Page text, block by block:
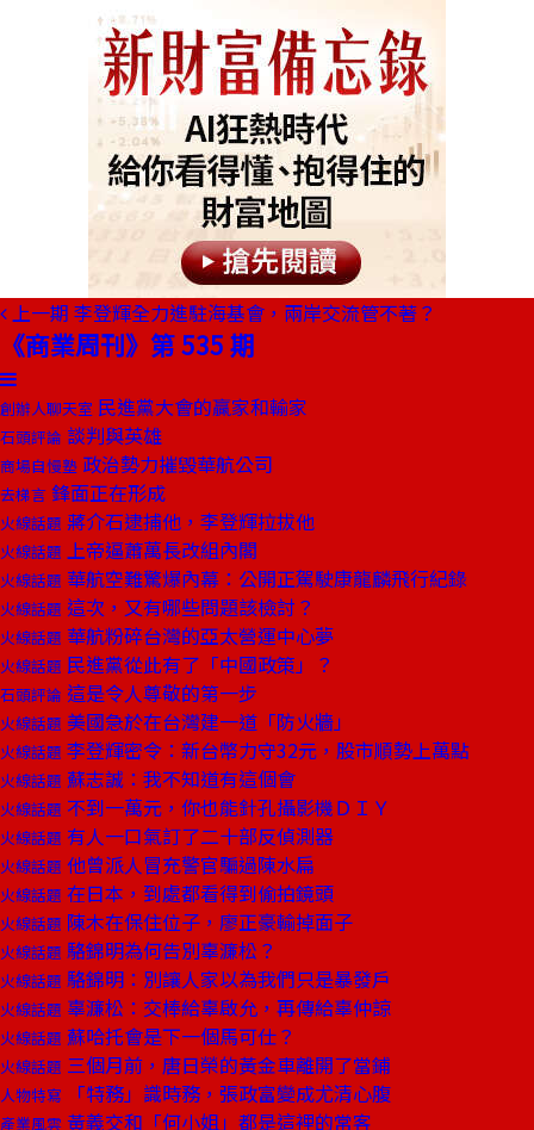
上一期 李登輝全力進駐海基會，兩岸交流管不著？
《商業周刊》第 535 期
創辦人聊天室 民進黨大會的贏家和輸家
石頭評論 談判與英雄
商場自慢塾 政治勢力摧毀華航公司
去梯言 鋒面正在形成
火線話題 蔣介石逮捕他，李登輝拉拔他
火線話題 上帝逼蕭萬長改組內閣
火線話題 華航空難驚爆內幕：公開正駕駛康龍麟飛行紀錄
火線話題 這次，又有哪些問題該檢討？
火線話題 華航粉碎台灣的亞太營運中心夢
火線話題 民進黨從此有了「中國政策」？
石頭評論 這是令人尊敬的第一步
火線話題 美國急於在台灣建一道「防火牆」
火線話題 李登輝密令：新台幣力守32元，股市順勢上萬點
火線話題 蘇志誠：我不知道有這個會
火線話題 不到一萬元，你也能針孔攝影機ＤＩＹ
火線話題 有人一口氣訂了二十部反偵測器
火線話題 他曾派人冒充警官騙過陳水扁
火線話題 在日本，到處都看得到偷拍鏡頭
火線話題 陳木在保住位子，廖正豪輸掉面子
火線話題 駱錦明為何告別辜濂松？
火線話題 駱錦明：別讓人家以為我們只是暴發戶
火線話題 辜濂松：交棒給辜啟允，再傳給辜仲諒
火線話題 蘇哈托會是下一個馬可仕？
火線話題 三個月前，唐日榮的黃金車離開了當鋪
人物特寫 「特務」識時務，張政富變成尤清心腹
產業風雲 黃義交和「何小姐」都是這裡的常客